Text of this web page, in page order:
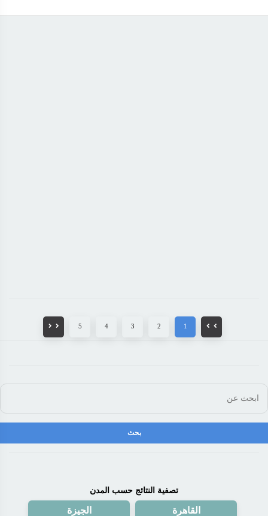
1
2
3
4
5
تصفية النتائج حسب المدن
القاهرة الجيزة